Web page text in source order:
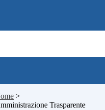
>
Trasparente